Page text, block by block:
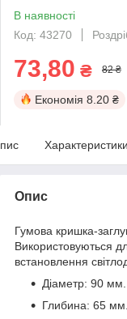
В наявності
Код: 43270
73,80 ₴ 82 ₴
Економія 8.20 ₴
Характеристики
Опис
Гумова кришка-
Використовуються
встановлення
Діаметр: 90 мм.
Глибина: 65 мм.